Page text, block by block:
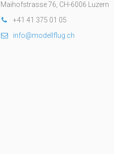
Maihofstrasse 76, CH-6006 Luzern
+41 41 375 01 05
info@modellflug.ch